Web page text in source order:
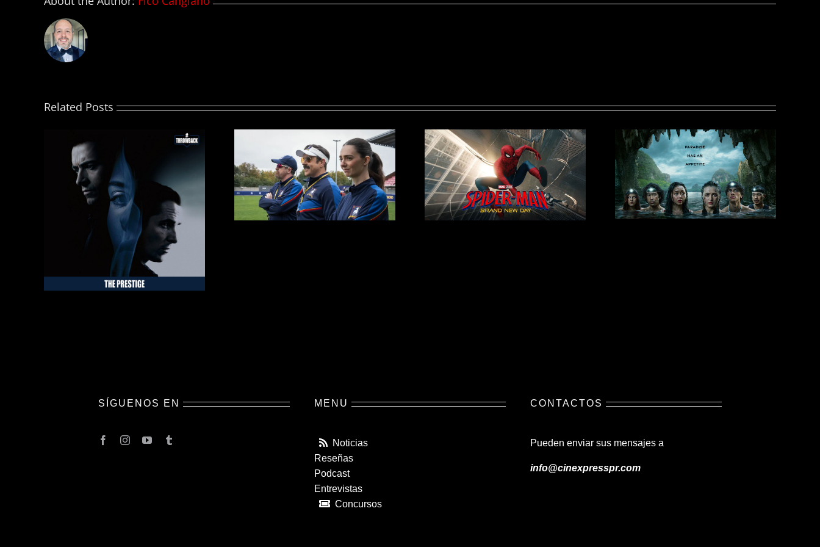
Related Posts
SÍGUENOS EN MENU
Noticias
Reseñas
Podcast
Entrevistas
Concursos
CONTACTOS
Pueden enviar sus mensajes a
info@cinexpresspr.com